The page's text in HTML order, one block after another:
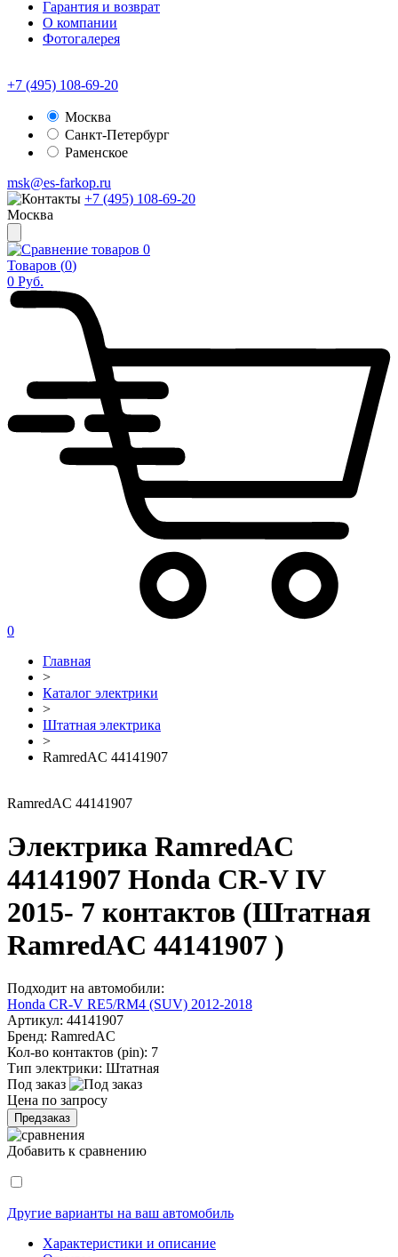
Гарантия и возврат
О компании
Фотогалерея
+7 (495) 108-69-20
Москва
Санкт-Петербург
Раменское
msk@es-farkop.ru
+7 (495) 108-69-20
Москва
0
Товаров (0)
0 Руб.
0
Главная
>
Каталог электрики
>
Штатная электрика
>
RamredAC 44141907
RamredAC 44141907
Электрика RamredAC
44141907 Honda CR-V IV
2015- 7 контактов (Штатная
RamredAC 44141907 )
Подходит на автомобили:
Honda CR-V RE5/RM4 (SUV) 2012-2018
Артикул: 44141907
Бренд: RamredAC
Кол-во контактов (pin): 7
Тип электрики: Штатная
Под заказ
Цена по запросу
Предзаказ
Добавить к сравнению
Другие варианты на ваш автомобиль
Характеристики и описание